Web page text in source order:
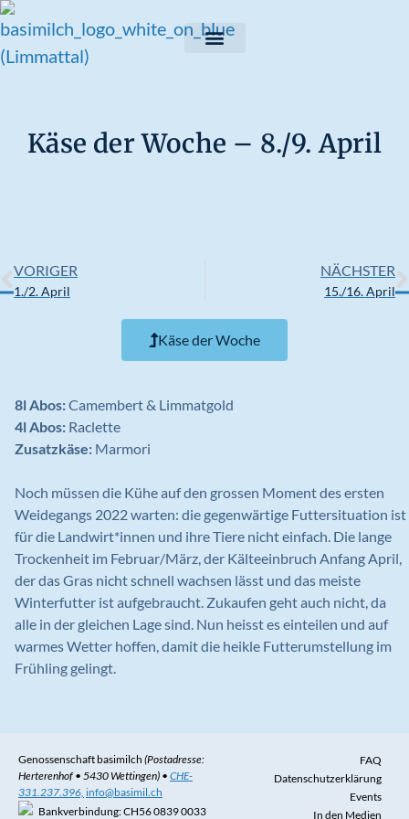
Käse der Woche – 8./9. April
VORIGER
1./2. April
NÄCHSTER
15./16. April
Käse der Woche
8l Abos:Camembert & Limmatgold
4l Abos: Raclette
Zusatzkäse: Marmori
Noch müssen die Kühe auf den grossen Moment des ersten
Weidegangs 2022 warten: die gegenwärtige Futtersituation ist
für die Landwirt*innen und ihre Tiere nicht einfach. Die lange
Trockenheit im Februar/März, der Kälteeinbruch Anfang April,
der das Gras nicht schnell wachsen lässt und das meiste
Winterfutter ist aufgebraucht. Zukaufen geht auch nicht, da
alle in der gleichen Lage sind. Nun heisst es einteilen und auf
warmes Wetter hoffen, damit die heikle Futterumstellung im
Frühling gelingt.
Genossenschaft basimilch (Postadresse:
Herterenhof • 5430 Wettingen) • CHE-
331.237.396, info@basimil.ch
Bankverbindung: CH56 0839 0033
FAQ
Datenschutzerklärung
Events
In den Medien